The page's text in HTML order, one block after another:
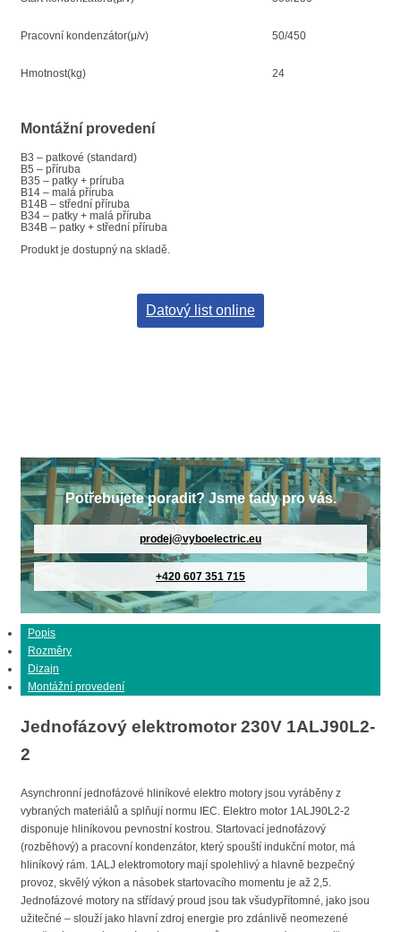
Pracovní kondenzátor(μ/v) 50/450
Hmotnost(kg) 24
Montážní provedení
B3 – patkové (standard)
B5 – příruba
B35 – patky + príruba
B14 – malá příruba
B14B – střední příruba
B34 – patky + malá příruba
B34B – patky + střední příruba
Produkt je dostupný na skladě.
Datový list online
Potřebujete poradit? Jsme tady pro vás.
prodej@vyboelectric.eu
+420 607 351 715
Popis
Rozměry
Dizajn
Montážní provedení
Jednofázový elektromotor 230V 1ALJ90L2-
2
Asynchronní jednofázové hliníkové elektro motory jsou vyráběny z
vybraných materiálů a splňují normu IEC. Elektro motor 1ALJ90L2-2
disponuje hliníkovou pevnostní kostrou. Startovací jednofázový
(rozběhový) a pracovní kondenzátor, který spouští indukční motor, má
hliníkový rám. 1ALJ elektromotory mají spolehlivý a hlavně bezpečný
provoz, skvělý výkon a násobek startovacího momentu je až 2,5.
Jednofázové motory na střídavý proud jsou tak všudypřítomné, jako jsou
užitečné – slouží jako hlavní zdroj energie pro zdánlivě neomezené